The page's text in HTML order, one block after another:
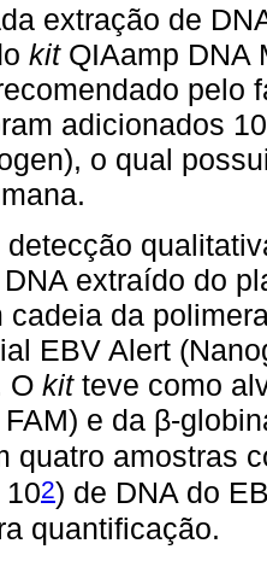
extração de
kitQIAamp DNA
pelo
adicionados
o qual
detecção
extraído do
cadeia da
EBV Alert
O kitteve como
e da β-
quatro amostras
102) de DNA do
quantificação.